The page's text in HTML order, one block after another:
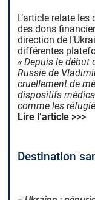
L’article relate
des dons
direction de
différentes
« Depuis le début
Russie de
cruellement de
dispositifs
comme les
Lire l’article >>>
Destination